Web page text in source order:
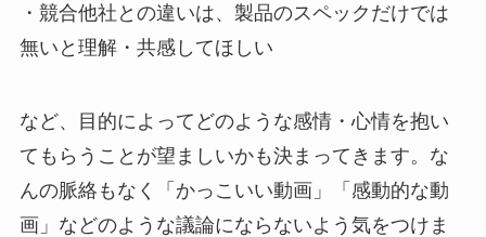
・競合他社との違いは、製品のスペックだけでは
無いと理解・共感してほしい
など、目的によってどのような感情・心情を抱い
てもらうことが望ましいかも決まってきます。な
んの脈絡もなく「かっこいい動画」「感動的な動
画」などのような議論にならないよう気をつけま